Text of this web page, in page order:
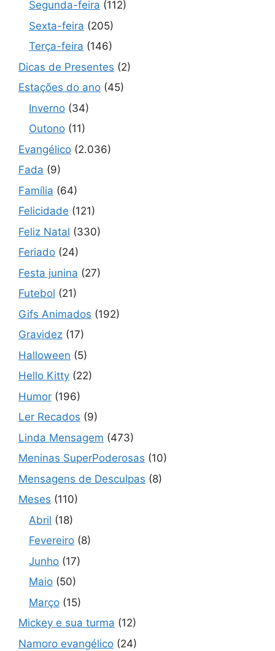
Segunda-feira (112)
Sexta-feira (205)
Terça-feira (146)
Dicas de Presentes (2)
Estações do ano (45)
Inverno (34)
Outono (11)
Evangélico (2.036)
Fada (9)
Família (64)
Felicidade (121)
Feliz Natal (330)
Feriado (24)
Festa junina (27)
Futebol (21)
Gifs Animados (192)
Gravidez (17)
Halloween (5)
Hello Kitty (22)
Humor (196)
Ler Recados (9)
Linda Mensagem (473)
Meninas SuperPoderosas (10)
Mensagens de Desculpas (8)
Meses (110)
Abril (18)
Fevereiro (8)
Junho (17)
Maio (50)
Março (15)
Mickey e sua turma (12)
Namoro evangélico (24)